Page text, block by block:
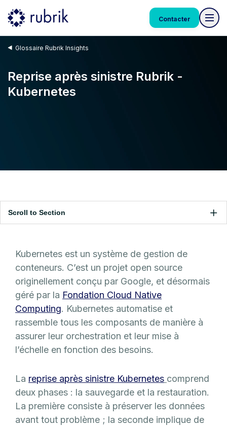
Contacter
Glossaire Rubrik Insights
Reprise après sinistre Rubrik -
Kubernetes
Scroll to Section
Kubernetes est un système de gestion de
conteneurs. C’est un projet open source
originellement conçu par Google, et désormais
géré par la Fondation Cloud Native
Computing. Kubernetes automatise et
rassemble tous les composants de manière à
assurer leur orchestration et leur mise à
l’échelle en fonction des besoins.
La reprise après sinistre Kubernetes comprend
deux phases : la sauvegarde et la restauration.
La première consiste à préserver les données
avant tout problème ; la seconde implique de